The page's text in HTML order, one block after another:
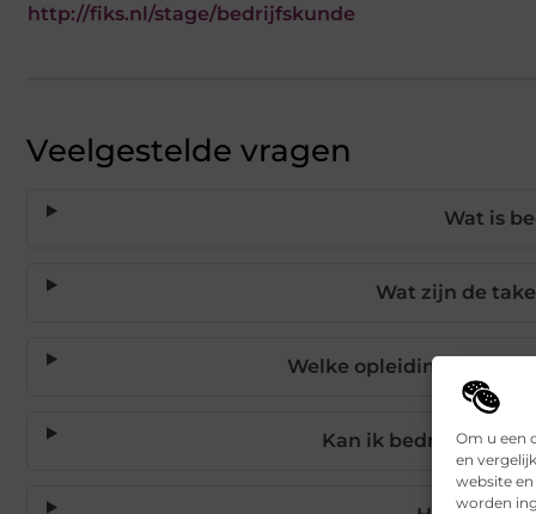
Om u een
en
website
worden
http://fiks.nl/stage/bedrijfskunde
Veelgestelde vragen
Wat is
Wat zijn de
Welke opleiding heb ik
Kan ik bedrijfskunde